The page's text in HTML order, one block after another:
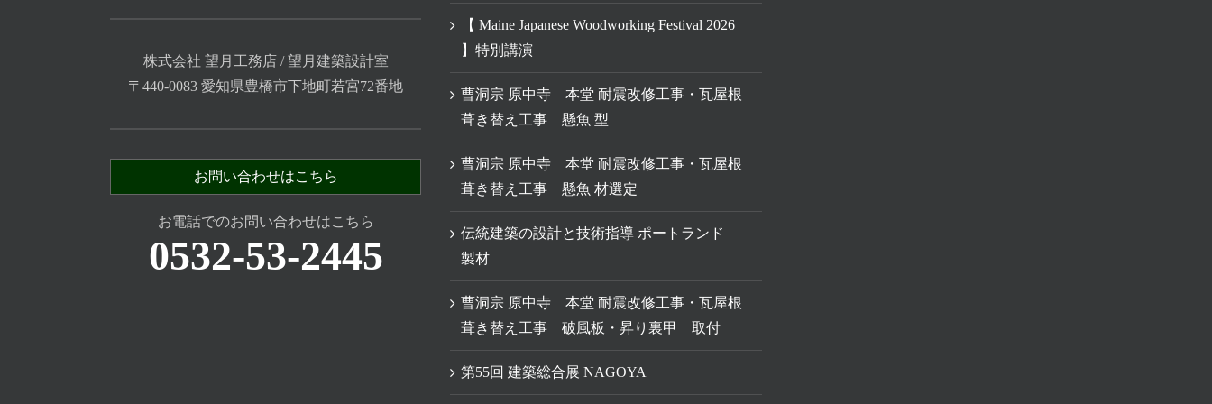
株式会社 望月工務店 / 望月建築設計室
〒440-0083 愛知県豊橋市下地町若宮72番地
お問い合わせはこちら
お電話でのお問い合わせはこちら
0532-53-2445
【 Maine Japanese Woodworking Festival 2026
】特別講演
曹洞宗 原中寺 本堂 耐震改修工事・瓦屋根
葺き替え工事 懸魚 型
曹洞宗 原中寺 本堂 耐震改修工事・瓦屋根
葺き替え工事 懸魚 材選定
伝統建築の設計と技術指導 ポートランド
製材
曹洞宗 原中寺 本堂 耐震改修工事・瓦屋根
葺き替え工事 破風板・昇り裏甲 取付
第55回 建築総合展 NAGOYA